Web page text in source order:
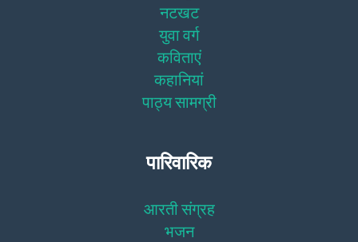
नटखट
युवा वर्ग
कविताएं
कहानियां
पाठ्य सामग्री
पारिवारिक
आरती संग्रह
भजन